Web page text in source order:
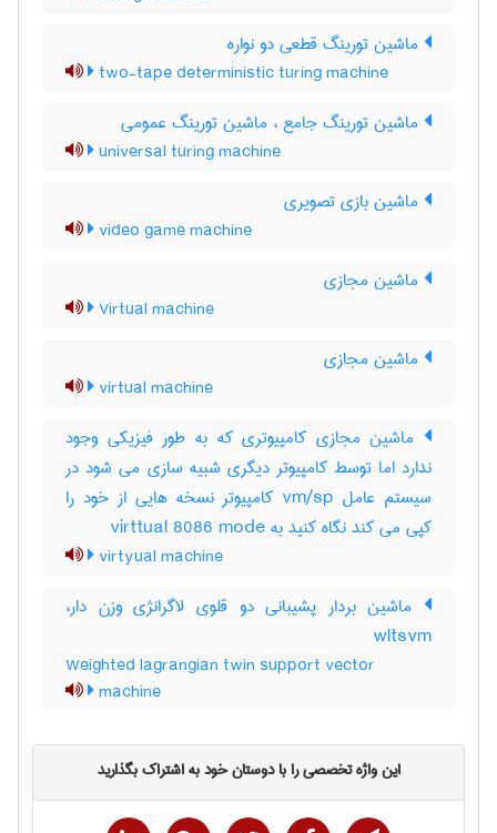
ماشین تورینگ قطعی دو نواره
two-tape deterministic turing machine
ماشین تورینگ جامع ، ماشین تورینگ عمومی
universal turing machine
ماشین بازی تصویری
video game machine
ماشین مجازی
Virtual machine
ماشين مجازي
virtual machine
ماشین مجازی کامپیوتری که به طور فیزیکی وجود
ندارد اما توسط کامپیوتر دیگری شبیه سازی می شود در
سیستم عامل vm/sp کامپیوتر نسخه هایی از خود را
کپی می کند نگاه کنید به virttual 8086 mode
virtyual machine
ماشین بردار پشیبانی دو قلوی لاگرانژی وزن دار،
wltsvm
Weighted lagrangian twin support vector
machine
این واژه تخصصی را با دوستان خود به اشتراک بگذارید